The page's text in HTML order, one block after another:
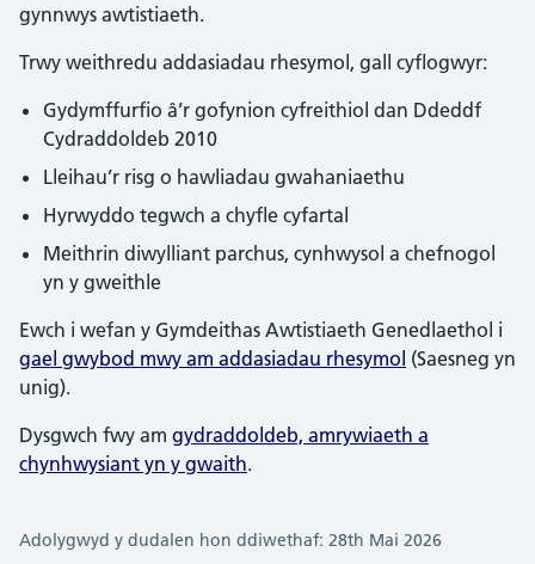
gynnwys awtistiaeth.
Trwy weithredu addasiadau rhesymol, gall cyflogwyr:
Gydymffurfio â’r gofynion cyfreithiol dan Ddeddf
Cydraddoldeb 2010
Lleihau’r risg o hawliadau gwahaniaethu
Hyrwyddo tegwch a chyfle cyfartal
Meithrin diwylliant parchus, cynhwysol a chefnogol
yn y gweithle
Ewch i wefan y Gymdeithas Awtistiaeth Genedlaethol i
gael gwybod mwy am addasiadau rhesymol (Saesneg yn
unig).
Dysgwch fwy am gydraddoldeb, amrywiaeth a
chynhwysiant yn y gwaith.
Adolygwyd y dudalen hon ddiwethaf: 28th Mai 2026